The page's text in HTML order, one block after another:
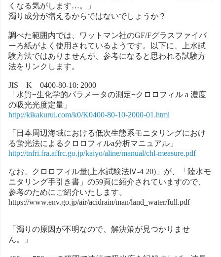
くなる気がします…。」
濁り成分が増えるからではないでしょうか？
調べた範囲内では、ワットマン社のGF/Fグラスファイバ
ーろ紙がよく使用されているようです。以下に、上水試
験方法ではありませんが、参考になると思われる試験方
法をリンクします。
JIS K 0400-80-10: 2000
「水質−生化学的パラメータの測定−クロロフィル a 濃度
の吸光光度定量」
http://kikakurui.com/k0/K0400-80-10-2000-01.html
「日本周辺海域における低次生態系モニタリングにおけ
る蛍光法によるクロロフィルa分析マニュアル」
http://tnfri.fra.affrc.go.jp/kaiyo/aline/manual/chl-measure.pdf
なお、クロロフィル量(上水試験法Ⅳ-4 20)」が、「陸水モ
ニタリング手引き書」の59頁に紹介されていますので、
参考のためにご紹介いたします。
https://www.env.go.jp/air/acidrain/man/land_water/full.pdf
「濁りの原因が不明なので、解決策が見つかりませ
ん。」